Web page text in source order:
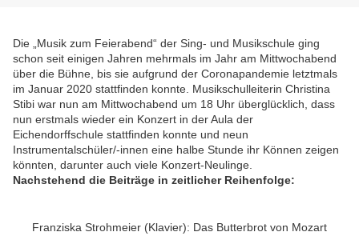
Die „Musik zum Feierabend“ der Sing- und Musikschule ging
schon seit einigen Jahren mehrmals im Jahr am Mittwochabend
über die Bühne, bis sie aufgrund der Coronapandemie letztmals
im Januar 2020 stattfinden konnte. Musikschulleiterin Christina
Stibi war nun am Mittwochabend um 18 Uhr überglücklich, dass
nun erstmals wieder ein Konzert in der Aula der
Eichendorffschule stattfinden konnte und neun
Instrumentalschüler/-innen eine halbe Stunde ihr Können zeigen
könnten, darunter auch viele Konzert-Neulinge.
Nachstehend die Beiträge in zeitlicher Reihenfolge:
Franziska Strohmeier (Klavier): Das Butterbrot von Mozart